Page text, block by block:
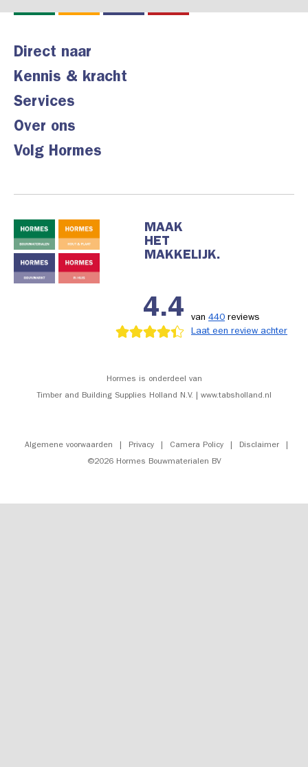
Direct naar
Kennis & kracht
Services
Over ons
Volg Hormes
MAAK
HET
MAKKELIJK.
4.4 van 440 reviews
Laat een review achter
Hormes is onderdeel van
Timber and Building Supplies Holland N.V. | www.tabsholland.nl
Algemene voorwaarden Privacy Camera Policy Disclaimer
©2026 Hormes Bouwmaterialen BV